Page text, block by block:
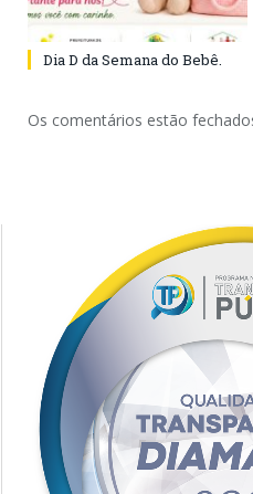
Dia D da Semana do Bebê.
Os comentários estão